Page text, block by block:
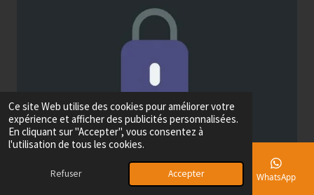
Ce site Web utilise des cookies pour améliorer votre
expérience et afficher des publicités personnalisées.
En cliquant sur "Accepter", vous consentez à
l'utilisation de tous les cookies.
Refuser Accepter
Téléphone Facebook WhatsApp